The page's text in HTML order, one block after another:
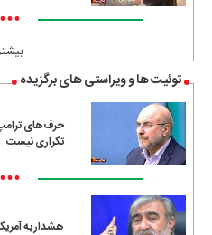
•••
توئیت ها و ویراستی های برگزیده
حرف‌های
تکراری نیست
•••
هشدار به